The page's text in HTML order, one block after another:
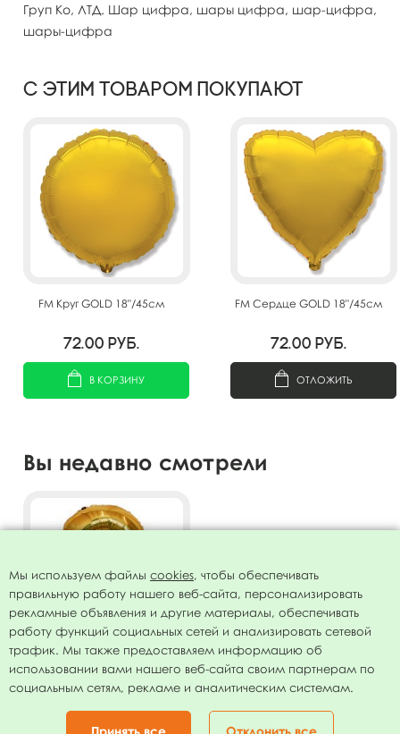
Груп Ко, ЛТД. Шар цифра, шары цифра, шар-цифра,
шары-цифра
С этим товаром покупают
FM Круг GOLD 18"/45см
72.00 руб.
В КОРЗИНУ
FM Сердце GOLD 18"/45см
72.00 руб.
ОТЛОЖИТЬ
Вы недавно смотрели
Фигура Цифра 2 золото
30"/76см
108.00руб.
Мы используем файлы cookies, чтобы обеспечивать
правильную работу нашего веб-сайта, персонализировать
рекламные объявления и другие материалы, обеспечивать
работу функций социальных сетей и анализировать сетевой
трафик. Мы также предоставляем информацию об
использовании вами нашего веб-сайта своим партнерам по
социальным сетям, рекламе и аналитическим системам.
Принять все Отклонить все